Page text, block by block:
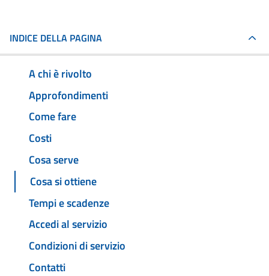
INDICE DELLA PAGINA
A chi è rivolto
Approfondimenti
Come fare
Costi
Cosa serve
Cosa si ottiene
Tempi e scadenze
Accedi al servizio
Condizioni di servizio
Contatti